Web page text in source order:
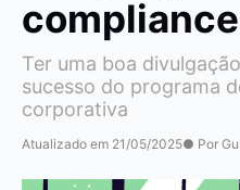
compliance
Ter uma boa
sucesso do programa
corporativa
Atualizado em 21/05/2025● Por